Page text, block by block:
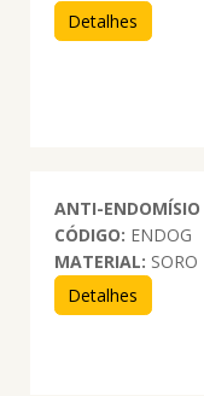
Detalhes
ANTI-ENDOMÍSIO
CÓDIGO: ENDOG
MATERIAL: SORO
Detalhes